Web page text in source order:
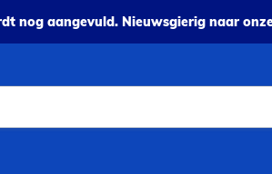
nog aangevuld. Nieuwsgierig naar